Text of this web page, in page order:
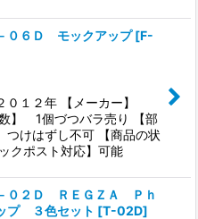
０６Ｄ モックアップ [F-
１２年 【メーカー】
】 1個づつバラ売り 【部
けはずし不可 【商品の状
クポスト対応】可能
０２Ｄ ＲＥＧＺＡ Ｐｈ
プ ３色セット [T-02D]